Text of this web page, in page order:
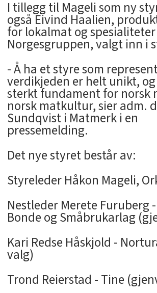
I tillegg til Mageli som ny
også Eivind Haalien,
for lokalmat og
Norgesgruppen, valgt inn i
- Å ha et styre som
verdikjeden er helt unikt,
sterkt fundament for norsk
norsk matkultur, sier adm.
Sundqvist i Matmerk i en
pressemelding.
Det nye styret består av:
Styreleder Håkon Mageli,
Nestleder Merete Furuberg
Bonde og Småbrukarlag
Kari Redse Håskjold -
valg)
Trond Reierstad - Tine